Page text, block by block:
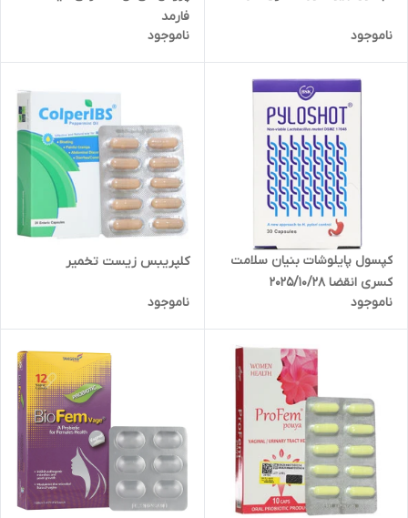
ناموجود
فارمد
ناموجود
کپسول پایلوشات بنیان سلامت
کسری انقضا 2025/10/28
ناموجود
کلپریبس زیست تخمیر
ناموجود